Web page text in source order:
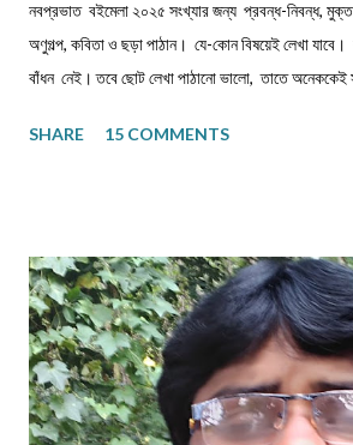
নবপ্রভাত বইমেলা ২০২৫ সংখ্যার জন্য প্রবন্ধ-নিবন্ধ,
অণুগল্প, কবিতা ও ছড়া পাঠান। যে-কোন বিষয়েই লেখা যাবে।
বাঁধন নেই। তবে ছোট লেখা পাঠানো ভালো, তাতে অনেককেই
৮০০-৯০০ শব্দে, প্রবন্ধ/নিবন্ধ ১৫০০-১৬০০ শব্দে। তবে এ
সঙ্গে দেবেন নিজের নাম, ঠিকানা এবং ফোন ও whatsapp
নেই।) ১) মেলের সাবজেক্ট লাইনে লিখবেন 'মুদ্রিত নবপ্রভাত
জন্য'। ২) বানানের দিকে বিশেষ নজর দেবেন। ৩) য...
SHARE 15 COMMENTS